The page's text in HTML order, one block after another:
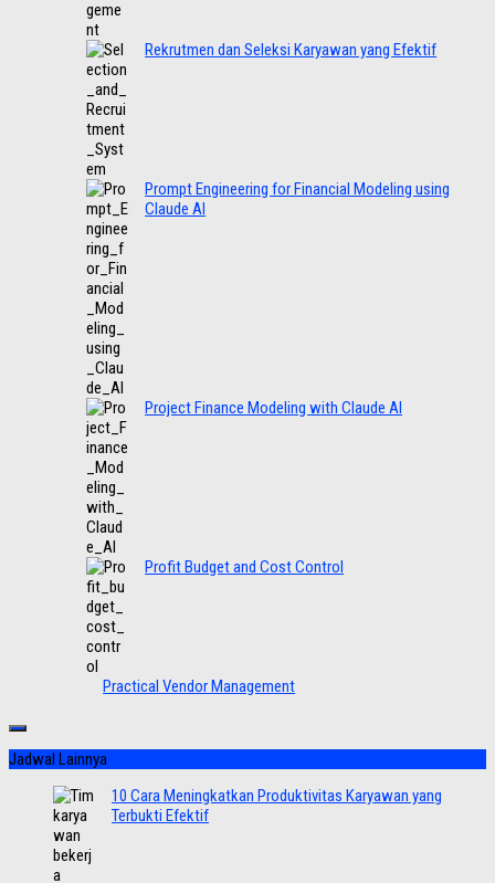
Rekrutmen dan Seleksi Karyawan yang Efektif
Prompt Engineering for Financial Modeling using
Claude AI
Project Finance Modeling with Claude AI
Profit Budget and Cost Control
Practical Vendor Management
Jadwal Lainnya
10 Cara Meningkatkan Produktivitas Karyawan yang
Terbukti Efektif